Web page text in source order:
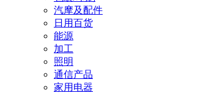
汽摩及配件
日用百货
能源
加工
照明
通信产品
家用电器